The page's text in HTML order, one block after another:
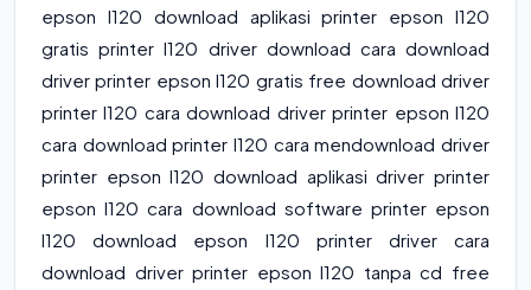
epson l120 download aplikasi printer epson l120
gratis printer l120 driver download cara download
driver printer epson l120 gratis free download driver
printer l120 cara download driver printer epson l120
cara download printer l120 cara mendownload driver
printer epson l120 download aplikasi driver printer
epson l120 cara download software printer epson
l120 download epson l120 printer driver cara
download driver printer epson l120 tanpa cd free